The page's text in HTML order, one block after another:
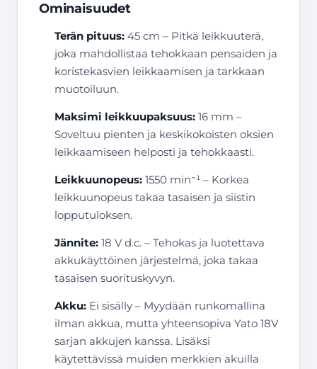
Ominaisuudet
Terän pituus: 45 cm – Pitkä leikkuuterä,
joka mahdollistaa tehokkaan pensaiden ja
koristekasvien leikkaamisen ja tarkkaan
muotoiluun.
Maksimi leikkuupaksuus: 16 mm –
Soveltuu pienten ja keskikokoisten oksien
leikkaamiseen helposti ja tehokkaasti.
Leikkuunopeus: 1550 min⁻¹ – Korkea
leikkuunopeus takaa tasaisen ja siistin
lopputuloksen.
Jännite: 18 V d.c. – Tehokas ja luotettava
akkukäyttöinen järjestelmä, joka takaa
tasaisen suorituskyvyn.
Akku: Ei sisälly – Myydään runkomallina
ilman akkua, mutta yhteensopiva Yato 18V
sarjan akkujen kanssa. Lisäksi
käytettävissä muiden merkkien akuilla